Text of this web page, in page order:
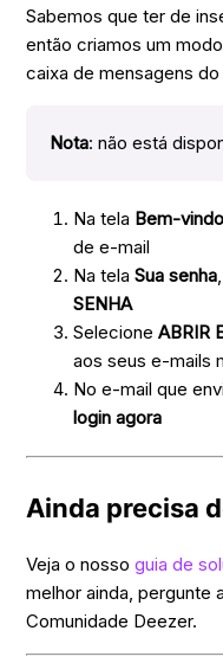
Sabemos que ter de
então criamos um
caixa de mensagens
Nota: não está
Na tela Bem-
de e-mail
Na telaSua senha
SENHA
SelecioneABRIR
aos seus e-mails
No e-mail que
login agora
Ainda precisa
Veja o nossoguia de
melhor ainda, pergunte
Comunidade Deezer.